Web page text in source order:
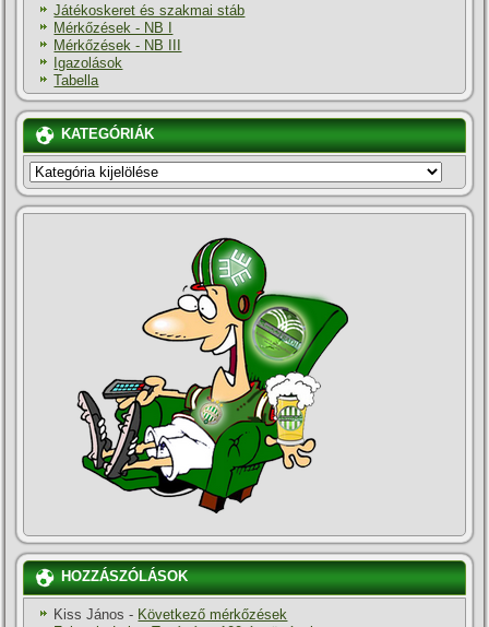
Játékoskeret és szakmai stáb
Mérkőzések - NB I
Mérkőzések - NB III
Igazolások
Tabella
KATEGÓRIÁK
KATEGÓRIÁK
HOZZÁSZÓLÁSOK
Kiss János - Következő mérkőzések